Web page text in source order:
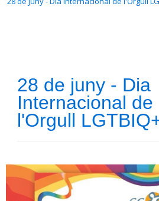
28 de juny - Dia
Internacional de
l'Orgull